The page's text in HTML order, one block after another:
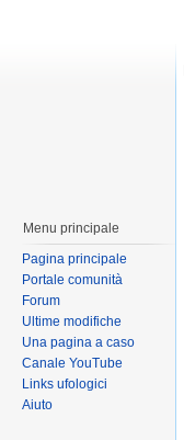
Menu principale
Pagina principale
Portale comunità
Forum
Ultime modifiche
Una pagina a caso
Canale YouTube
Links ufologici
Aiuto